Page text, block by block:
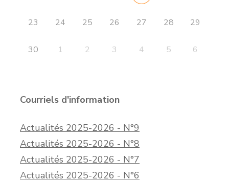
23 24 25 26 27 28 29
30 1 2 3 4 5 6
Courriels d'information
Actualités 2025-2026 - N°9
Actualités 2025-2026 - N°8
Actualités 2025-2026 - N°7
Actualités 2025-2026 - N°6